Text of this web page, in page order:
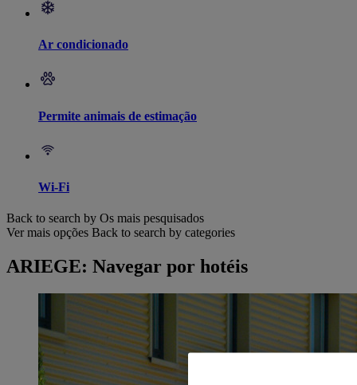
Ar condicionado
Permite animais de estimação
Wi-Fi
Back to search by Os mais pesquisados
Ver mais opções Back to search by categories
ARIEGE: Navegar por hotéis